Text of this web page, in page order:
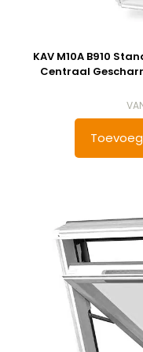
KAV M10A B910
Centraal